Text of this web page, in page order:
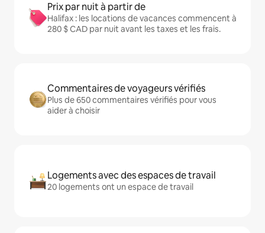
Prix par nuit à partir de
Halifax : les locations de vacances commencent à
280 $ CAD par nuit avant les taxes et les frais.
Commentaires de voyageurs vérifiés
Plus de 650 commentaires vérifiés pour vous
aider à choisir
Logements avec des espaces de travail
20 logements ont un espace de travail